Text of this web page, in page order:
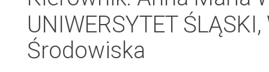
UNIWERSYTET
Środowiska